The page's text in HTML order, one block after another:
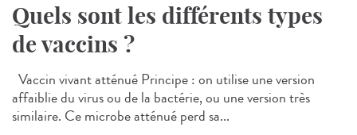
Quels sont les différents types
de vaccins ?
Vaccin vivant atténué Principe : on utilise une version
affaiblie du virus ou de la bactérie, ou une version très
similaire. Ce microbe atténué perd sa...